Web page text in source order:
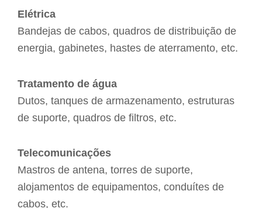
Elétrica
Bandejas de cabos, quadros de distribuição de
energia, gabinetes, hastes de aterramento, etc.
Tratamento de água
Dutos, tanques de armazenamento, estruturas
de suporte, quadros de filtros, etc.
Telecomunicações
Mastros de antena, torres de suporte,
alojamentos de equipamentos, conduítes de
cabos, etc.